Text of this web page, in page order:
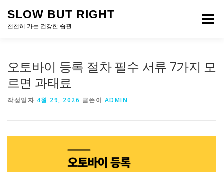
SLOW BUT RIGHT
천천히 가는 건강한 습관
메뉴
오토바이 등록 절차 필수 서류 7가지 모
르면 과태료
작성일자 4월 29, 2026 글쓴이 ADMIN